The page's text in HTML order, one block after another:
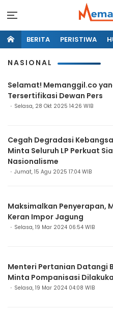
BERITA PERISTIWA
NASIONAL
Selamat! Memanggil.co
Tersertifikasi Dewan Pers
Selasa, 28 Okt 2025 14:26 WIB
Cegah Degradasi
Minta Seluruh LP Perkuat
Nasionalisme
Jumat, 15 Agu 2025 17:04 WIB
Maksimalkan Penyerapan,
Keran Impor Jagung
Selasa, 19 Mar 2024 06:54 WIB
Menteri Pertanian Datangi
Minta Pompanisasi
Selasa, 19 Mar 2024 04:08 WIB